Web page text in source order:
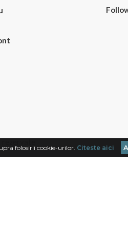
folosirii cookie-urilor. Citeste aici